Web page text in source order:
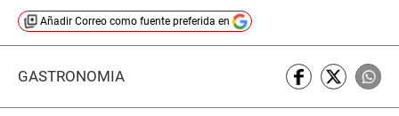
Añadir Correo como fuente preferida en
GASTRONOMÍA